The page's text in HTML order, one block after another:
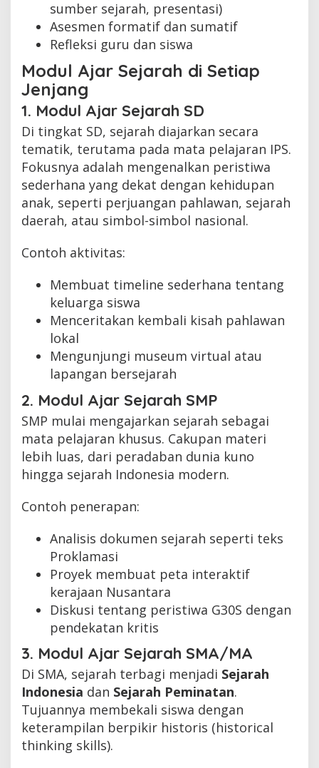
sumber sejarah, presentasi)
Asesmen formatif dan sumatif
Refleksi guru dan siswa
Modul Ajar Sejarah di Setiap
Jenjang
1. Modul Ajar Sejarah SD
Di tingkat SD, sejarah diajarkan secara
tematik, terutama pada mata pelajaran IPS.
Fokusnya adalah mengenalkan peristiwa
sederhana yang dekat dengan kehidupan
anak, seperti perjuangan pahlawan, sejarah
daerah, atau simbol-simbol nasional.
Contoh aktivitas:
Membuat timeline sederhana tentang
keluarga siswa
Menceritakan kembali kisah pahlawan
lokal
Mengunjungi museum virtual atau
lapangan bersejarah
2. Modul Ajar Sejarah SMP
SMP mulai mengajarkan sejarah sebagai
mata pelajaran khusus. Cakupan materi
lebih luas, dari peradaban dunia kuno
hingga sejarah Indonesia modern.
Contoh penerapan:
Analisis dokumen sejarah seperti teks
Proklamasi
Proyek membuat peta interaktif
kerajaan Nusantara
Diskusi tentang peristiwa G30S dengan
pendekatan kritis
3. Modul Ajar Sejarah SMA/MA
Di SMA, sejarah terbagi menjadi Sejarah
Indonesia dan Sejarah Peminatan.
Tujuannya membekali siswa dengan
keterampilan berpikir historis (historical
thinking skills).